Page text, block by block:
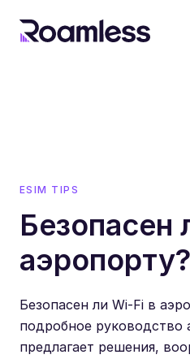
ESIM TIPS
Безопасен
аэропорту?
Безопасен ли Wi-Fi в
подробное руководство
предлагает решения,